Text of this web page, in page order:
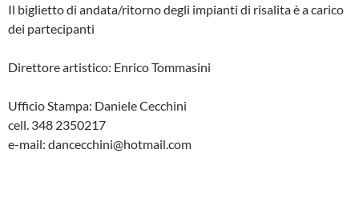
Il biglietto di andata/ritorno degli impianti di risalita è a carico
dei partecipanti
Direttore artistico: Enrico Tommasini
Ufficio Stampa: Daniele Cecchini
cell. 348 2350217
e-mail: dancecchini@hotmail.com